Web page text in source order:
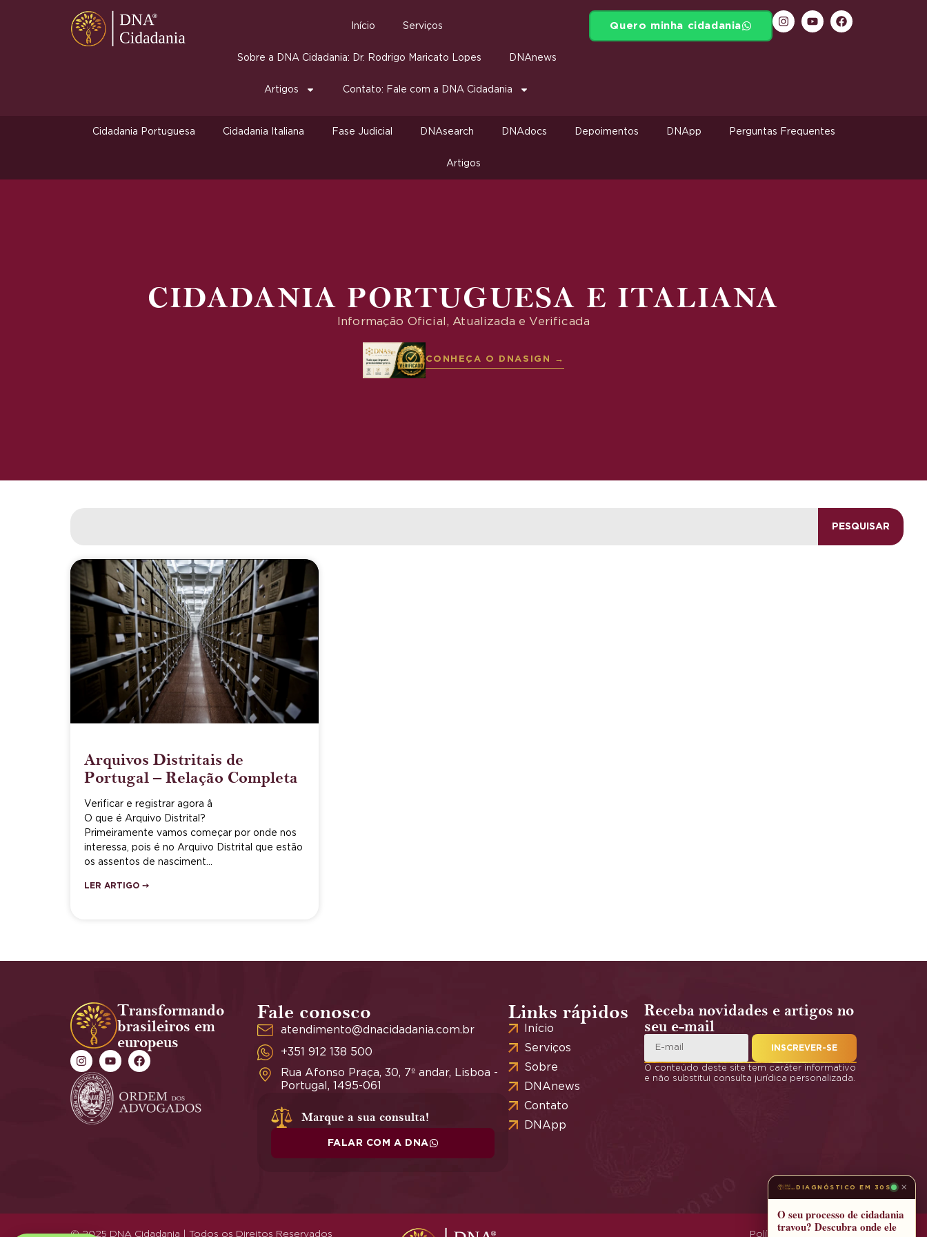
Início Serviços
Sobre a DNA Cidadania: Dr. Rodrigo Maricato Lopes DNAnews
Artigos Contato: Fale com a DNA Cidadania
Quero minha cidadania
Cidadania Portuguesa Cidadania Italiana Fase Judicial DNAsearch DNAdocs Depoimentos DNApp Perguntas Frequentes
Artigos
CIDADANIA PORTUGUESA E ITALIANA
Informação Oficial, Atualizada e Verificada
CONHEÇA O DNASIGN →
PESQUISAR
Arquivos Distritais de
Portugal – Relação Completa
Verificar e registrar agora â
O que é Arquivo Distrital?
Primeiramente vamos começar por onde nos
interessa, pois é no Arquivo Distrital que estão
os assentos de nasciment…
LER ARTIGO ➙
Transformando
brasileiros em
europeus
Fale conosco
atendimento@dnacidadania.com.br
+351 912 138 500
Rua Afonso Praça, 30, 7º andar, Lisboa -
Portugal, 1495-061
Marque a sua consulta!
FALAR COM A DNA
Links rápidos
Início
Serviços
Sobre
DNAnews
Contato
DNApp
Receba novidades e artigos no
seu e-mail
INSCREVER-SE
O conteúdo deste site tem caráter informativo
e não substitui consulta jurídica personalizada.
© 2025 DNA Cidadania | Todos os Direitos Reservados Política de Privacidade
DIAGNÓSTICO EM 30S ×
O seu processo de cidadania
travou? Descubra onde ele